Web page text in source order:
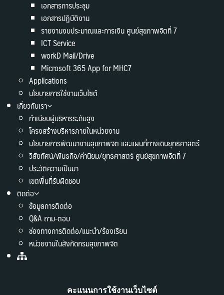
เอกสารการประชุม
เอกสารปฏิบัติงาน
รายงานงบประมาณและการเงิน ศูนย์สุขภาพจิตที่ 7
ICT Service
workD Mail/Drive
Microsoft 365 App for MHC7
Applications
นโยบายการใช้งานเว็บไซต์
เกี่ยวกับเรา
ทำเนียบผู้บริหารระดับสูง
โครงสร้างบริหารภายในหน่วยงาน
นโยบายการพัฒนางานสุขภาพจิต และแผนที่ทางเดินยุทธศาสตร์
วิสัยทัศน์/พันธกิจ/ค่านิยม/ยุทธศาสตร์ ศูนย์สุขภาพจิตที่ 7
ประวัติความเป็นมา
เขตพื้นที่รับผิดชอบ
ติดต่อ
ข้อมูลการติดต่อ
Q&A ถาม-ตอบ
ช่องทางการติดต่อ/แนะนำ/ร้องเรียน
หน่วยงานในสังกัดกรมสุขภาพจิต
คะแนนการใช้งานเว็บไซต์